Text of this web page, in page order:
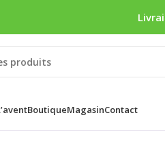
BoutiqueMagasinContact